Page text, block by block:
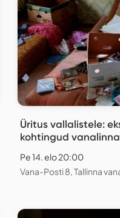
Üritus vallalistele:
kohtingud
Pe 14. elo 20:00
Vana-Posti 8, Tallinna